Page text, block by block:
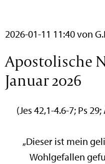
2026-01-11 11:40von
Apostolische
Januar 2026
(Jes 42,1-4.6-7; Ps
„Dieser ist mein
Wohlgefallen